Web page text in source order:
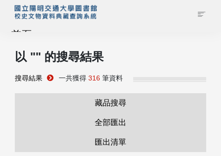
首頁
藏品查詢
以 "" 的搜尋結果
搜尋結果 一共獲得 316 筆資料
藏品搜尋
全部匯出
匯出清單